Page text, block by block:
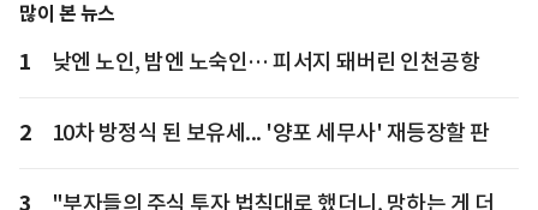
많이 본 뉴스
1 낮엔 노인, 밤엔 노숙인… 피서지 돼버린 인천공항
2 10차 방정식 된 보유세... '양포 세무사' 재등장할 판
3
"부자들의 주식 투자 법칙대로 했더니, 망하는 게 더